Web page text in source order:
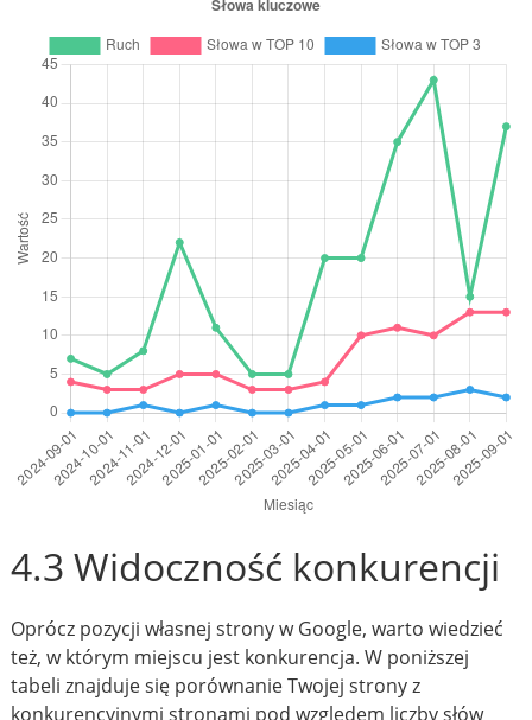
4.3 Widoczność konkurencji
Oprócz pozycji własnej strony w Google, warto wiedzieć
też, w którym miejscu jest konkurencja. W poniższej
tabeli znajduje się porównanie Twojej strony z
konkurencyjnymi stronami pod względem liczby słów